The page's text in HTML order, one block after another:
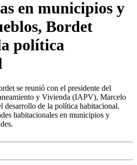
en municipios y
Bordet
política
se reunió con el presidente del
y Vivienda (IAPV), Marcelo
desarrollo de la política habitacional.
habitacionales en municipios y